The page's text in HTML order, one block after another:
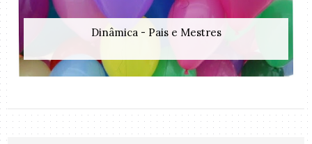
Dinâmica - Pais e Mestres